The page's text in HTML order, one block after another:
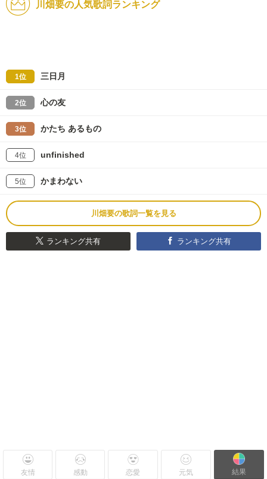
川畑要の人気歌詞ランキング
1位 三日月
2位 心の友
3位 かたち あるもの
4位 unfinished
5位 かまわない
川畑要の歌詞一覧を見る
ランキング共有 ランキング共有
友情 感動 恋愛 元気 結果